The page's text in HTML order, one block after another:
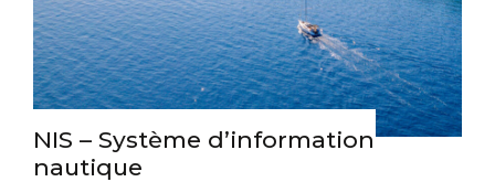
NIS – Système d’information
nautique